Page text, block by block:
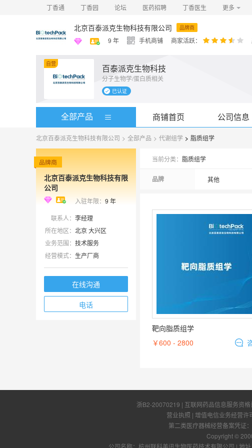
丁香通 丁香园 论坛 医药招聘 丁香医生 更多
北京百泰派克生物科技有限公司 品牌商
9 年 手机商铺 商家活跃：
自营 百泰派克生物科技
分子生物学/蛋白质相关
已认证
全部产品 商铺首页 公司信息
北京百泰派克生物科技有限公司 > 全部产品 > 代谢组学 > 脂质组学
北京百泰派克生物科技有限
公司
入驻年限： 9 年
联系人： 李经理
所在地区： 北京 大兴区
业务范围： 技术服务
经营模式： 生产厂商
在线沟通
电话
当前分类： 脂质组学
品牌 其他
靶向脂质组学
￥600 - 2800
浙B2-20070219 | 互联网药品信息服务资格
营业执照 | 增值电信业务经营许
第二类医疗器械经营备案凭证
Copyright ©
公司名称：杭州联科美讯生物医药技术有限公司 | 地